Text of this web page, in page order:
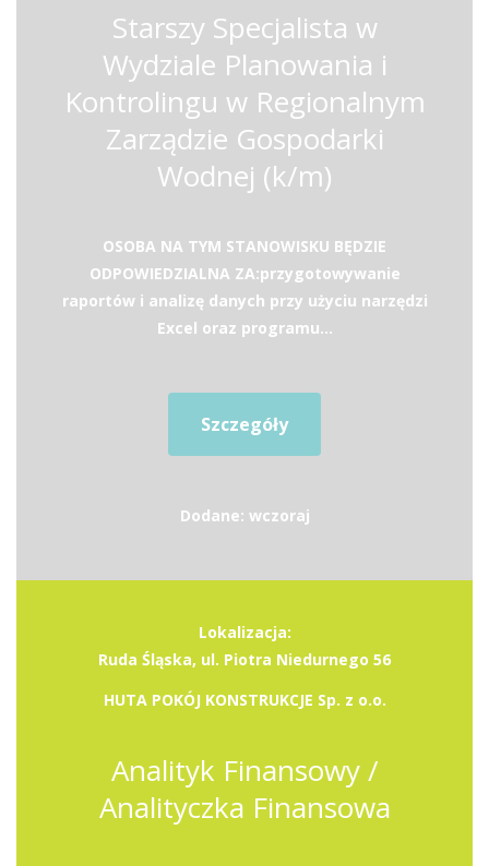
Starszy Specjalista w
Wydziale Planowania i
Kontrolingu w Regionalnym
Zarządzie Gospodarki
Wodnej (k/m)
OSOBA NA TYM STANOWISKU BĘDZIE
ODPOWIEDZIALNA ZA:przygotowywanie
raportów i analizę danych przy użyciu narzędzi
Excel oraz programu...
Szczegóły
Dodane: wczoraj
Lokalizacja:
Ruda Śląska, ul. Piotra Niedurnego 56
HUTA POKÓJ KONSTRUKCJE Sp. z o.o.
Analityk Finansowy /
Analityczka Finansowa